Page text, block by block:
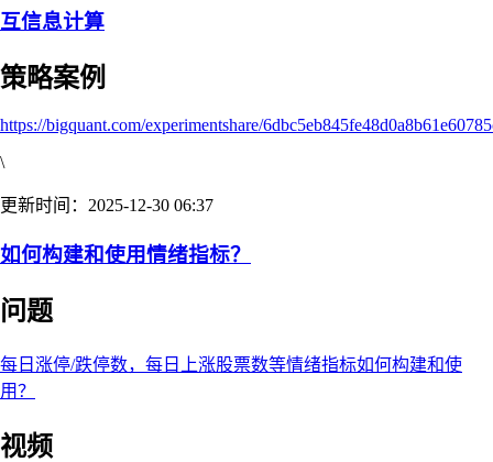
互信息计算
策略案例
https://bigquant.com/experimentshare/
\
更新时间：2025-12-30 06:37
如何构建和使用情绪指标？
问题
每日涨停/跌停数，每日上涨股票数等情绪指标如何构建和使
用？
视频